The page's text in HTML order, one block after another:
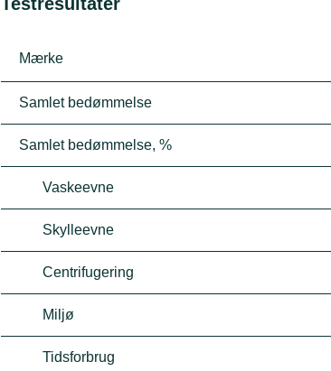
Mærke
Samlet bedømmelse
Samlet bedømmelse, %
Vaskeevne
Skylleevne
Centrifugering
Miljø
Tidsforbrug